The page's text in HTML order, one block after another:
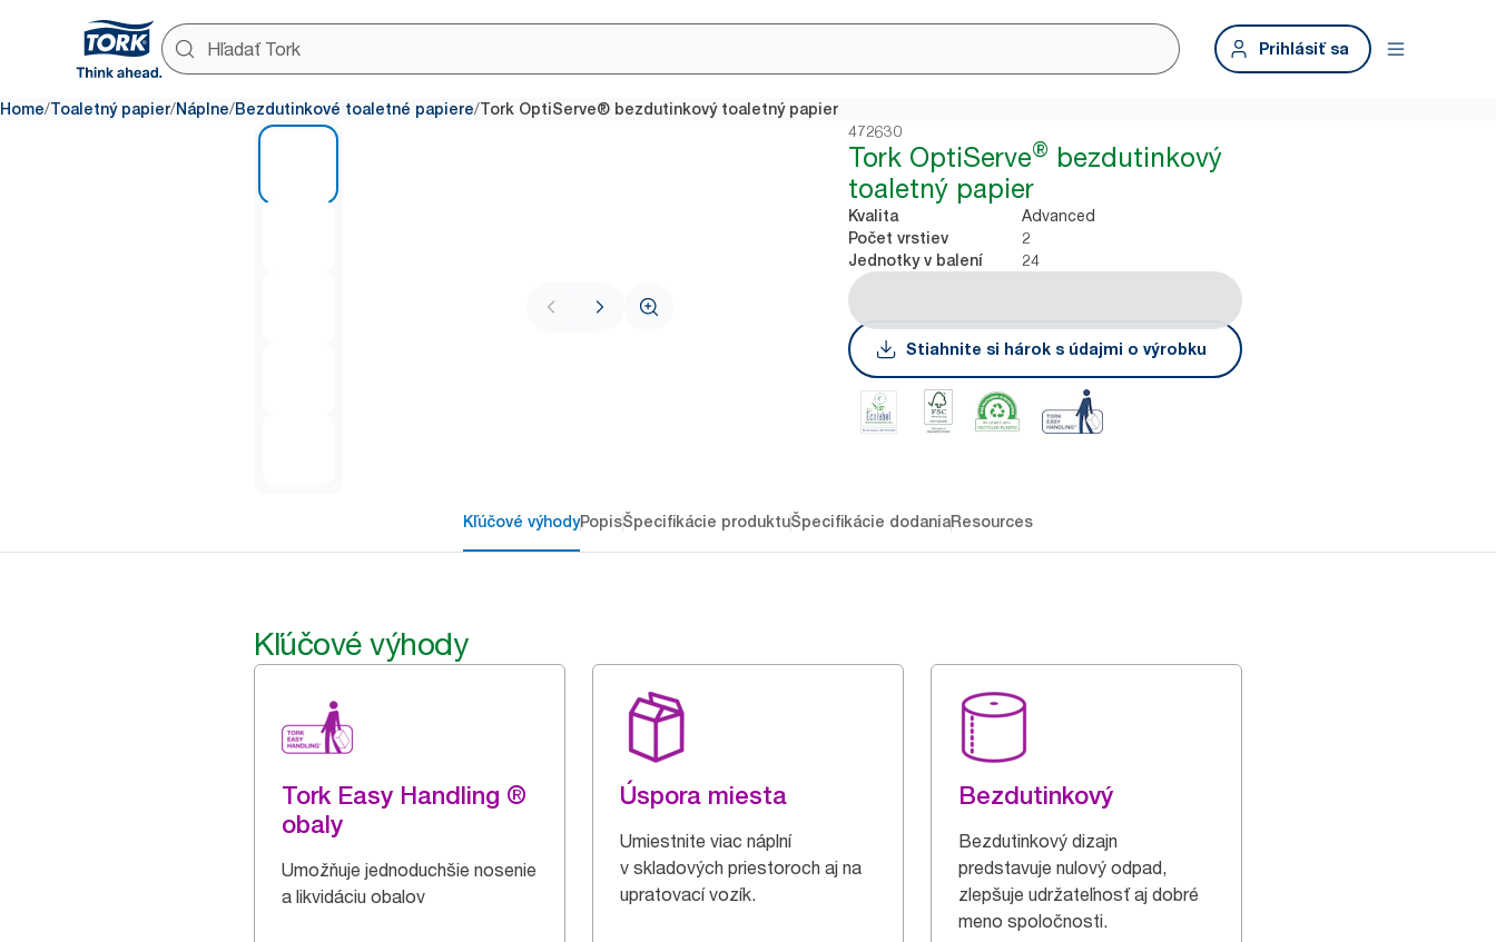
Prihlásiť sa
Home/Toaletný papier/Náplne/Bezdutinkové toaletné papiere/Tork OptiServe® bezdutinkový toaletný papier
472630
Tork OptiServe® bezdutinkový
toaletný papier
Kvalita Advanced
Počet vrstiev 2
Jednotky v balení 24
Stiahnite si hárok s údajmi o výrobku
Kľúčové výhodyPopisŠpecifikácie produktuŠpecifikácie dodaniaResources
Kľúčové výhody
Tork Easy Handling ®
obaly
Umožňuje jednoduchšie nosenie
a likvidáciu obalov
Úspora miesta
Umiestnite viac náplní
v skladových priestoroch aj na
upratovací vozík.
Bezdutinkový
Bezdutinkový dizajn
predstavuje nulový odpad,
zlepšuje udržateľnosť aj dobré
meno spoločnosti.